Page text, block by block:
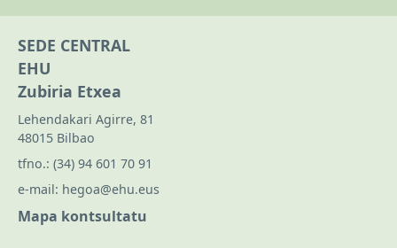
SEDE CENTRAL
EHU
Zubiria Etxea
Lehendakari Agirre, 81
48015 Bilbao
tfno.: (34) 94 601 70 91
e-mail: hegoa@ehu.eus
Mapa kontsultatu